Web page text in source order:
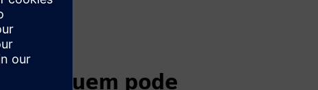
Quem pode